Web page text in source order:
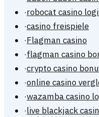
·robocat casino
·casino freispiele
·Flagman casino
·flagman casino
·crypto casino
·online casino
·wazamba casino
·live blackjack